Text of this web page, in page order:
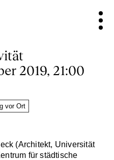
2019, 21:00
vor Ort
(Architekt, Universität
für städtische